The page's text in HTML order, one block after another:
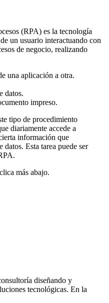
(RPA) es la tecnología
un usuario interactuando con
de negocio, realizando
una aplicación a otra.
datos.
impreso.
tipo de procedimiento
diariamente accede a
información que
datos. Esta tarea puede ser
más abajo.
diseñando y
tecnológicas. En la